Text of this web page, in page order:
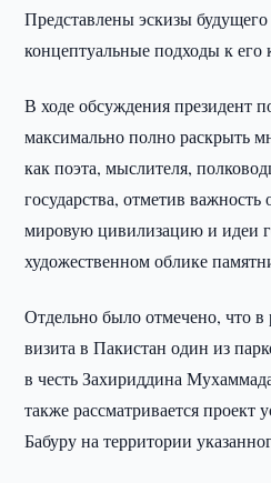
Представлены эскизы
концептуальные подходы к его
В ходе обсуждения президент
максимально полно раскрыть
как поэта, мыслителя,
государства, отметив важность
мировую цивилизацию и идеи
художественном облике
Отдельно было отмечено, что в
визита в Пакистан один из
в честь Захириддина
также рассматривается проект
Бабуру на территории